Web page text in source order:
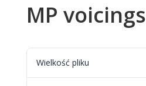
MP voicings
Wielkość pliku